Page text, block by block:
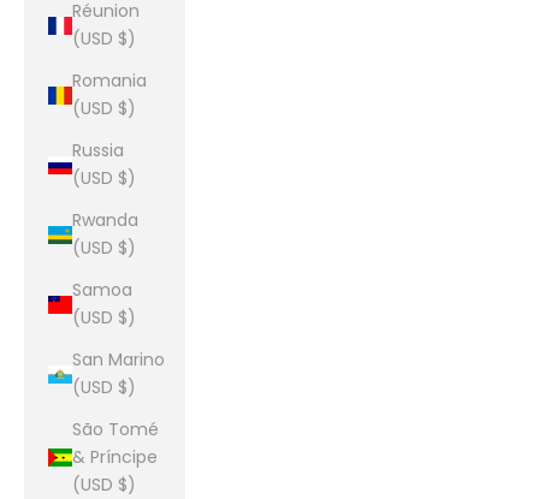
Réunion
(USD $)
Romania
(USD $)
Russia
(USD $)
Rwanda
(USD $)
Samoa
(USD $)
San Marino
(USD $)
São Tomé
& Príncipe
(USD $)